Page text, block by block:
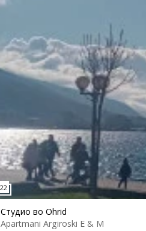
Студио во Ohrid
Apartmani Argiroski E & M